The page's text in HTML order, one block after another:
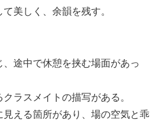
美しく、余韻を残す。
途中で休憩を挟む場面があっ
ラスメイトの描写がある。
える箇所があり、場の空気と乖